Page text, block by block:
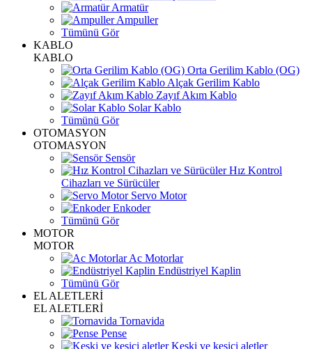
Armatür
Ampuller
Tümünü Gör
KABLO
KABLO
Orta Gerilim Kablo (OG)
Alçak Gerilim Kablo
Zayıf Akım Kablo
Solar Kablo
Tümünü Gör
OTOMASYON
OTOMASYON
Sensör
Hız Kontrol
Cihazları ve Sürücüler
Servo Motor
Enkoder
Tümünü Gör
MOTOR
MOTOR
Ac Motorlar
Endüstriyel Kaplin
Tümünü Gör
EL ALETLERİ
EL ALETLERİ
Tornavida
Pense
Keski ve kesici aletler